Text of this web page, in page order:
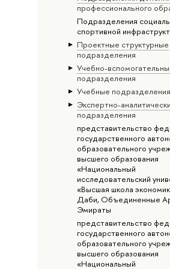
профессионального
Подразделения
спортивной
Проектные структурные
подразделения
Учебно-
подразделения
Учебные подразделения
Экспертно-
подразделения
представительство
государственного
образовательного
высшего образования
«Национальный
исследовательский
«Высшая школа
Даби, Объединенные
Эмираты
представительство
государственного
образовательного
высшего образования
«Национальный